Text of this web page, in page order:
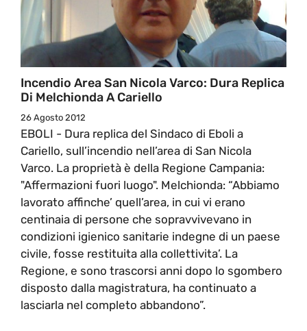
Incendio Area San Nicola Varco: Dura Replica
Di Melchionda A Cariello
26 Agosto 2012
EBOLI - Dura replica del Sindaco di Eboli a
Cariello, sull’incendio nell’area di San Nicola
Varco. La proprietà è della Regione Campania:
"Affermazioni fuori luogo". Melchionda: “Abbiamo
lavorato affinche’ quell’area, in cui vi erano
centinaia di persone che sopravvivevano in
condizioni igienico sanitarie indegne di un paese
civile, fosse restituita alla collettivita’. La
Regione, e sono trascorsi anni dopo lo sgombero
disposto dalla magistratura, ha continuato a
lasciarla nel completo abbandono”.